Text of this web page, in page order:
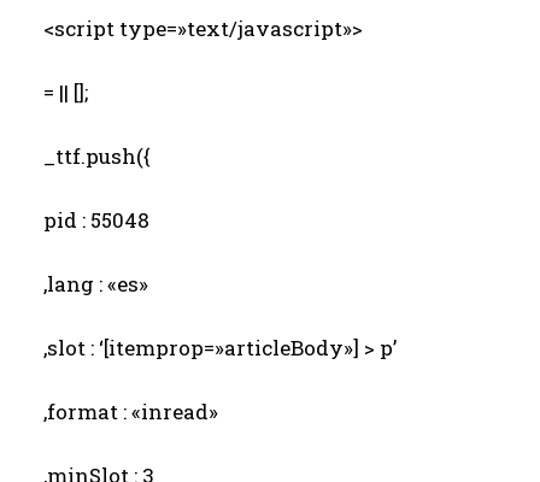
<script type=»text/javascript»>
= || [];
_ttf.push({
pid : 55048
,lang : «es»
,slot : ‘[itemprop=»articleBody»] > p’
,format : «inread»
,minSlot : 3